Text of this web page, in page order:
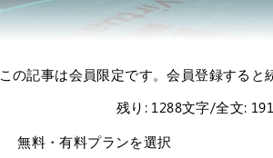
この記事は会員限定です。会員登録すると
残り: 1288文字/全文:
無料・有料プランを選択